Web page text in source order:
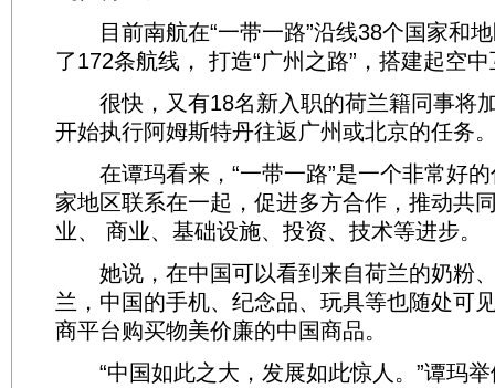
目前南航在“一带一路”沿线38个国家和地
了172条航线， 打造“广州之路”，搭建起空
很快，又有18名新入职的荷兰籍同事将
开始执行阿姆斯特丹往返广州或北京的任务
在谭玛看来，“一带一路”是一个非常好的
家地区联系在一起，促进多方合作，推动共
业、 商业、基础设施、投资、技术等进步。
她说，在中国可以看到来自荷兰的奶粉
兰，中国的手机、纪念品、玩具等也随处可
商平台购买物美价廉的中国商品。
“中国如此之大，发展如此惊人。”谭玛举